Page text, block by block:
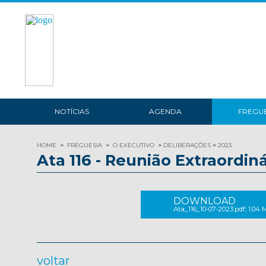
NOTÍCIAS AGENDA
HOME FREGUESIA O EXECUTIVO DELIBERAÇÕES 2023
Ata 116 - Reunião
DOWNLOAD
Ata_116_10-07-2023.pdf; 1.04
voltar